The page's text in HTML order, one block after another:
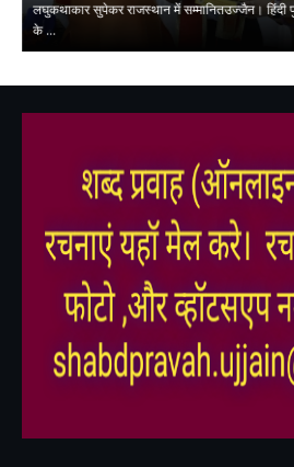
लघुकथाकार सुपेकर राजस्थान में सम्मानितउज्जैन। हिंदी
के …